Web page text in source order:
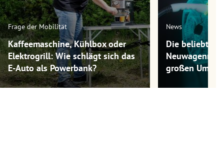
Frage der Mobilität
Kaffeemaschine, Kühlbox oder
Elektrogrill: Wie schlägt sich das
E-Auto als Powerbank?
News
Die
großen